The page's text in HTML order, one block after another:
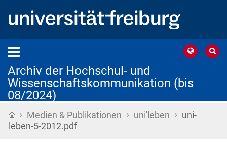
Archiv der Hochschul- und
Wissenschaftskommunikation (bis
08/2024)
Startseite
› Medien & Publikationen › uni'leben › uni-
leben-5-2012.pdf